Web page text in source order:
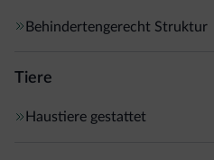
Behindertengerecht Struktur
Tiere
Haustiere gestattet